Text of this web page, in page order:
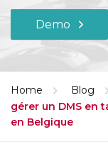
Demo
Home Blog
gérer un DMS en
en Belgique